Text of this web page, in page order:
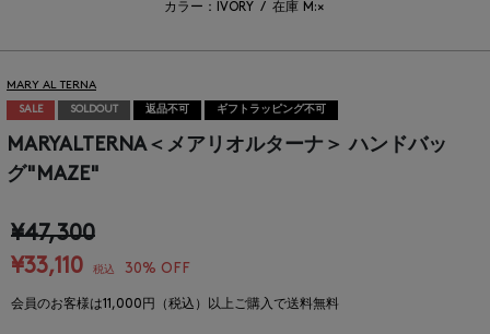
カラー：IVORY / 在庫 M:×
MARY AL TERNA
SALE SOLDOUT 返品不可 ギフトラッピング不可
MARYALTERNA＜メアリオルターナ＞ ハンドバッ
グ"MAZE"
¥47,300
¥33,110
税込 30% OFF
会員のお客様は11,000円（税込）以上ご購入で送料無料